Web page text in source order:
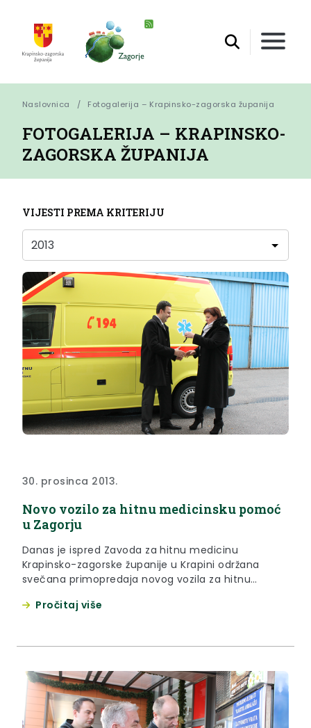
Naslovnica Fotogalerija – Krapinsko-zagorska županija
FOTOGALERIJA – KRAPINSKO-
ZAGORSKA ŽUPANIJA
VIJESTI PREMA KRITERIJU
30. prosinca 2013.
Novo vozilo za hitnu medicinsku pomoć
u Zagorju
Danas je ispred Zavoda za hitnu medicinu
Krapinsko-zagorske županije u Krapini održana
svečana primopredaja novog vozila za hitnu
Zavoda Krešimiru Božiću uručila je zamjenica
Pročitaj više